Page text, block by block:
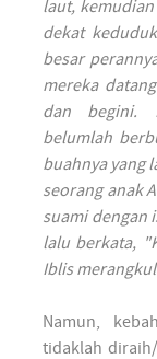
laut,
dekat
besar
mereka
dan begini.
belumlah
buahnya yang
seorang anak
suami dengan
lalu berkata,
Iblis
Namun,
tidaklah